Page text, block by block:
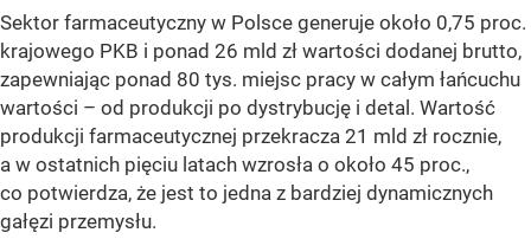
Sektor farmaceutyczny w Polsce generuje około 0,75 proc.
krajowego PKB i ponad 26 mld zł wartości dodanej brutto,
zapewniając ponad 80 tys. miejsc pracy w całym łańcuchu
wartości – od produkcji po dystrybucję i detal. Wartość
produkcji farmaceutycznej przekracza 21 mld zł rocznie,
a w ostatnich pięciu latach wzrosła o około 45 proc.,
co potwierdza, że jest to jedna z bardziej dynamicznych
gałęzi przemysłu.